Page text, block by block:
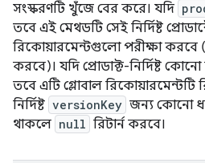
সংস্করণটি খুঁজে বের করে। যদি
তবে এই মেথডটি সেই নির্দিষ্ট
রিকোয়ারমেন্টগুলো পরীক্ষা করবে
করবে)। যদি প্রোডাক্ট-নির্দিষ্ট
তবে এটি গ্লোবাল রিকোয়ারমেন্টটি
নির্দিষ্ট versionKey জন্য কোনো
থাকলে null রিটার্ন করবে।